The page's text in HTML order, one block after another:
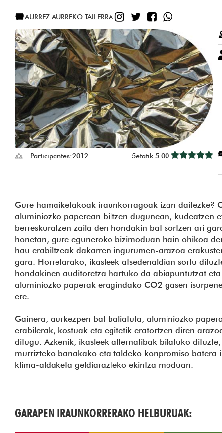
AURREZ AURREKO TAILERRA
Participantes:2012 5etatik 5.00
Gure hamaiketakoak iraunkorragoak izan daitezke?
aluminiozko paperean biltzen dugunean, kudeatzen
berreskuratzen zaila den hondakin bat sortzen ari
honetan, gure eguneroko bizimoduan hain ohikoa
hau erabiltzeak dakarren ingurumen-arazoa
gara. Horretarako, ikasleek atsedenaldian sortu
hondakinen auditoretza hartuko da abiapuntutzat
aluminiozko paperak eragindako CO2 gasen
ere.
Gainera, aurkezpen bat baliatuta, aluminiozko
erabilerak, kostuak eta egitetik eratortzen diren
ditugu. Azkenik, ikasleek alternatibak bilatuko
murrizteko banakako eta taldeko konpromiso batera
klima-aldaketa geldiarazteko ekintza moduan.
GARAPEN IRAUNKORRERAKO HELBURUAK: